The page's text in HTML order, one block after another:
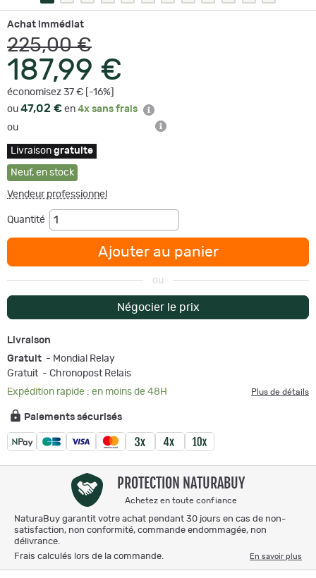
Achat immédiat
225,00 €
187,99 €
économisez 37 € [-16%]
ou 47,02 € en 4x sans frais
ou
Livraison gratuite
Neuf, en stock
Vendeur professionnel
Quantité
Ajouter au panier
ou
Négocier le prix
Livraison
Gratuit - Mondial Relay
Gratuit - Chronopost Relais
Expédition rapide : en moins de 48H
Plus de détails
Paiements sécurisés
PROTECTION NATURABUY
Achetez en toute confiance
NaturaBuy garantit votre achat pendant 30 jours en cas de non-
satisfaction, non conformité, commande endommagée, non
délivrance.
Frais calculés lors de la commande.
En savoir plus